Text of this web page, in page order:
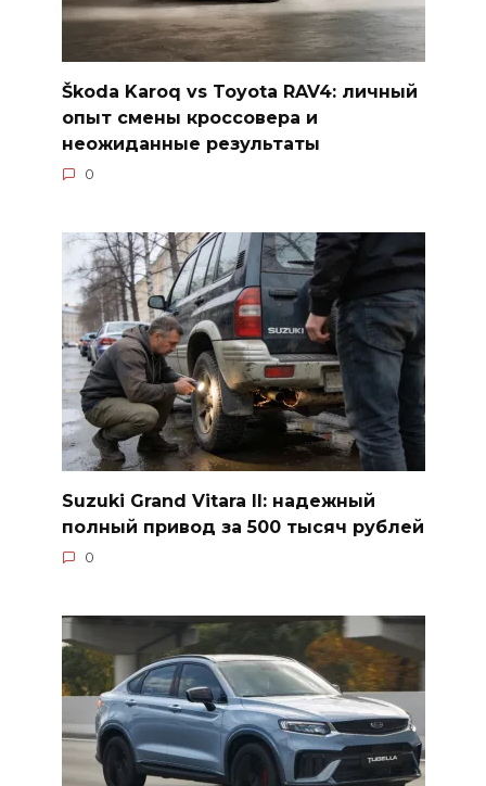
Škoda Karoq vs Toyota RAV4: личный
опыт смены кроссовера и
неожиданные результаты
0
Suzuki Grand Vitara II: надежный
полный привод за 500 тысяч рублей
0